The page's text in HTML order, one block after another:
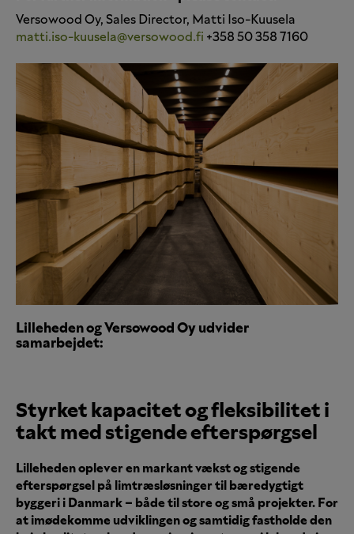
Versowood Oy, Sales Director, Matti Iso-Kuusela
matti.iso-kuusela@versowood.fi +358 50 358 7160
Lilleheden og Versowood Oy udvider
samarbejdet:
Styrket kapacitet og fleksibilitet i
takt med stigende efterspørgsel
Lilleheden oplever en markant vækst og stigende
efterspørgsel på limtræsløsninger til bæredygtigt
byggeri i Danmark – både til store og små projekter. For
at imødekomme udviklingen og samtidig fastholde den